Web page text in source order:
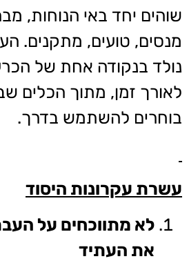
שוהים יחד באי הנוחות,
מנסים, טועים, מתקנים.
נולד בנקודה אחת של
לאורך זמן, מתוך הכלים
בוחרים להשתמש בדרך.
עשרת עקרונות היסוד
לא מתווכחים על
את העתיד